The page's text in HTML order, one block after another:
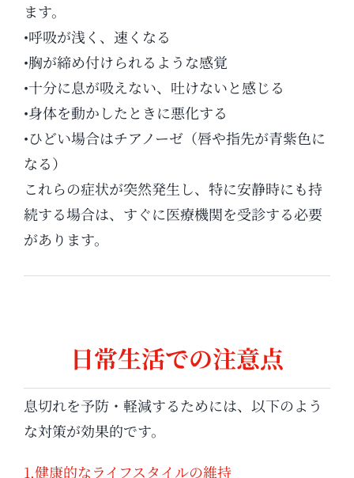
ます。
•呼吸が浅く、速くなる
•胸が締め付けられるような感覚
•十分に息が吸えない、吐けないと感じる
•身体を動かしたときに悪化する
•ひどい場合はチアノーゼ（唇や指先が青紫色に
なる）
これらの症状が突然発生し、特に安静時にも持
続する場合は、すぐに医療機関を受診する必要
があります。
日常生活での注意点
息切れを予防・軽減するためには、以下のよう
な対策が効果的です。
1.健康的なライフスタイルの維持